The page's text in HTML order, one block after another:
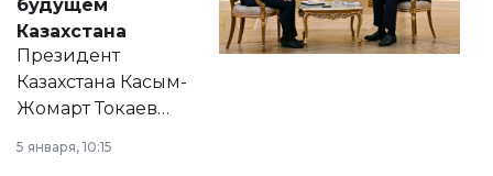
будущем
Казахстана
Президент
Казахстана Касым-
Жомарт Токаев
сразу несколько
5 января, 10:15